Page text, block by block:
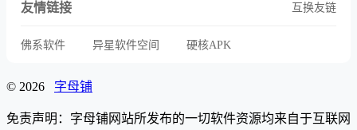
友情链接 互换友链
佛系软件 异星软件空间 硬核APK
© 2026 字母铺
免责声明：字母铺网站所发布的一切软件资源均来自于互联网